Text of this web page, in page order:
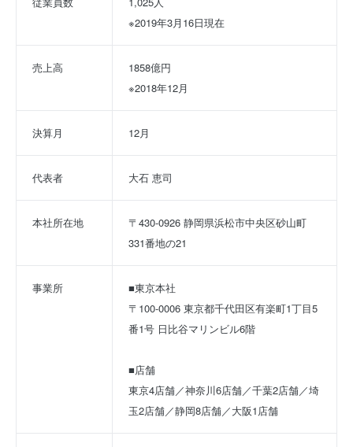
※2019年3月16日現在
売上高
1858億円
※2018年12月
決算月 12月
代表者 大石 恵司
本社所在地
〒430-0926 静岡県浜松市中央区砂山町
331番地の21
事業所
■東京本社
〒100-0006 東京都千代田区有楽町1丁目5
番1号 日比谷マリンビル6階
■店舗
東京4店舗／神奈川6店舗／千葉2店舗／埼
玉2店舗／静岡8店舗／大阪1店舗